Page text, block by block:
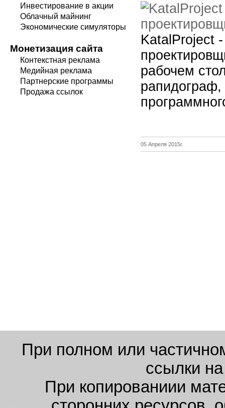
Инвестирование в акции
Облачный майнинг
Экономические симуляторы
Монетизация сайта
Контекстная реклама
Медийная реклама
Партнерские программы
Продажа ссылок
KatalProject
рабочем
05 Апреля 2015г.
При полном или
ссылки
При копированиии